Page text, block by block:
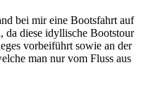
bei mir eine Bootsfahrt auf
da diese idyllische Bootstour
vorbeiführt sowie an der
man nur vom Fluss aus